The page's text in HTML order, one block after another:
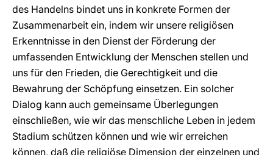
des Handelns bindet uns in konkrete Formen der
Zusammenarbeit ein, indem wir unsere religiösen
Erkenntnisse in den Dienst der Förderung der
umfassenden Entwicklung der Menschen stellen und
uns für den Frieden, die Gerechtigkeit und die
Bewahrung der Schöpfung einsetzen. Ein solcher
Dialog kann auch gemeinsame Überlegungen
einschließen, wie wir das menschliche Leben in jedem
Stadium schützen können und wie wir erreichen
können, daß die religiöse Dimension der einzelnen und